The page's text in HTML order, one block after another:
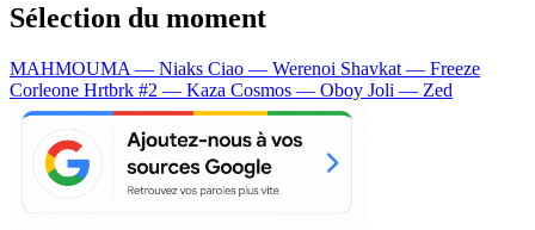
Sélection du moment
MAHMOUMA — Niaks Ciao — Werenoi Shavkat — Freeze
Corleone Hrtbrk #2 — Kaza Cosmos — Oboy Joli — Zed